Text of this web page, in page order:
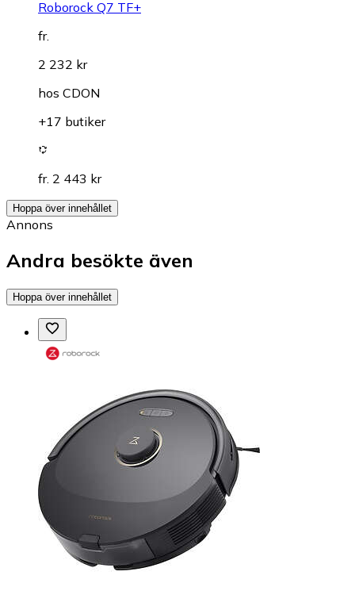
Roborock Q7 TF+
fr.
2 232 kr
hos CDON
+17 butiker
fr. 2 443 kr
Hoppa över innehållet
Annons
Andra besökte även
Hoppa över innehållet